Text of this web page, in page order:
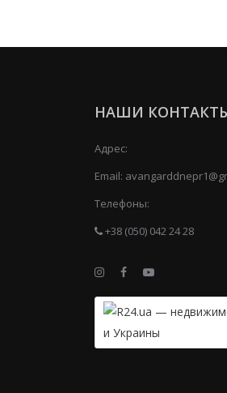
НАШИ
Адрес:
Email:
Телефоны:
+38 (050) 042 24 28